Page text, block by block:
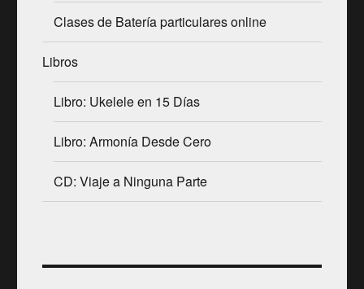
Clases de Batería particulares online
Libros
Libro: Ukelele en 15 Días
Libro: Armonía Desde Cero
CD: Viaje a Ninguna Parte